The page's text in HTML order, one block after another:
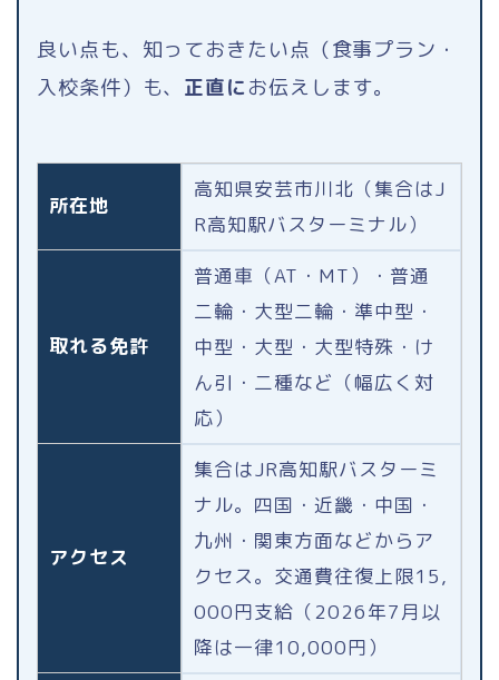
良い点も、知っておきたい点（食事プラン・
入校条件）も、 正直にお伝えします。
所在地
高知県安芸市川北（集合はJ
R高知駅バスターミナル）
取れる免許
普通車（AT・MT）・普通
二輪・大型二輪・準中型・
中型・大型・大型特殊・け
ん引・二種など（幅広く対
応）
アクセス
集合はJR高知駅バスターミ
ナル。四国・近畿・中国・
九州・関東方面などからア
クセス。交通費往復上限15,
000円支給（2026年7月以
降は一律10,000円）